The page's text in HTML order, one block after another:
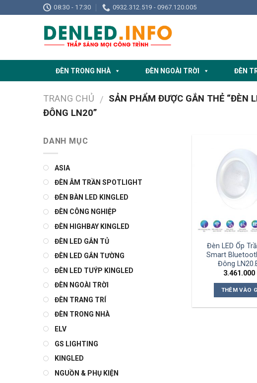
to
08:30 - 17:30 0932.312.519 - 0967.120.005
ĐÈN TRONG NHÀ ĐÈN NGOÀI TRỜI ĐÈN
TRANG CHỦ / SẢN PHẨM ĐƯỢC GẮN THẺ “ĐÈN
ĐÔNG LN20”
DANH MỤC
ASIA
ĐÈN ÂM TRẦN SPOTLIGHT
ĐÈN BÀN LED KINGLED
ĐÈN CÔNG NGHIỆP
ĐÈN HIGHBAY KINGLED
ĐÈN LED GẮN TỦ
ĐÈN LED GẮN TƯỜNG
ĐÈN LED TUÝP KINGLED
ĐÈN NGOÀI TRỜI
ĐÈN TRANG TRÍ
ĐÈN TRONG NHÀ
ELV
GS LIGHTING
KINGLED
NGUỒN & PHỤ KIỆN
Đèn LED Ốp
Smart
Đông
3.461.000
THÊM VÀO